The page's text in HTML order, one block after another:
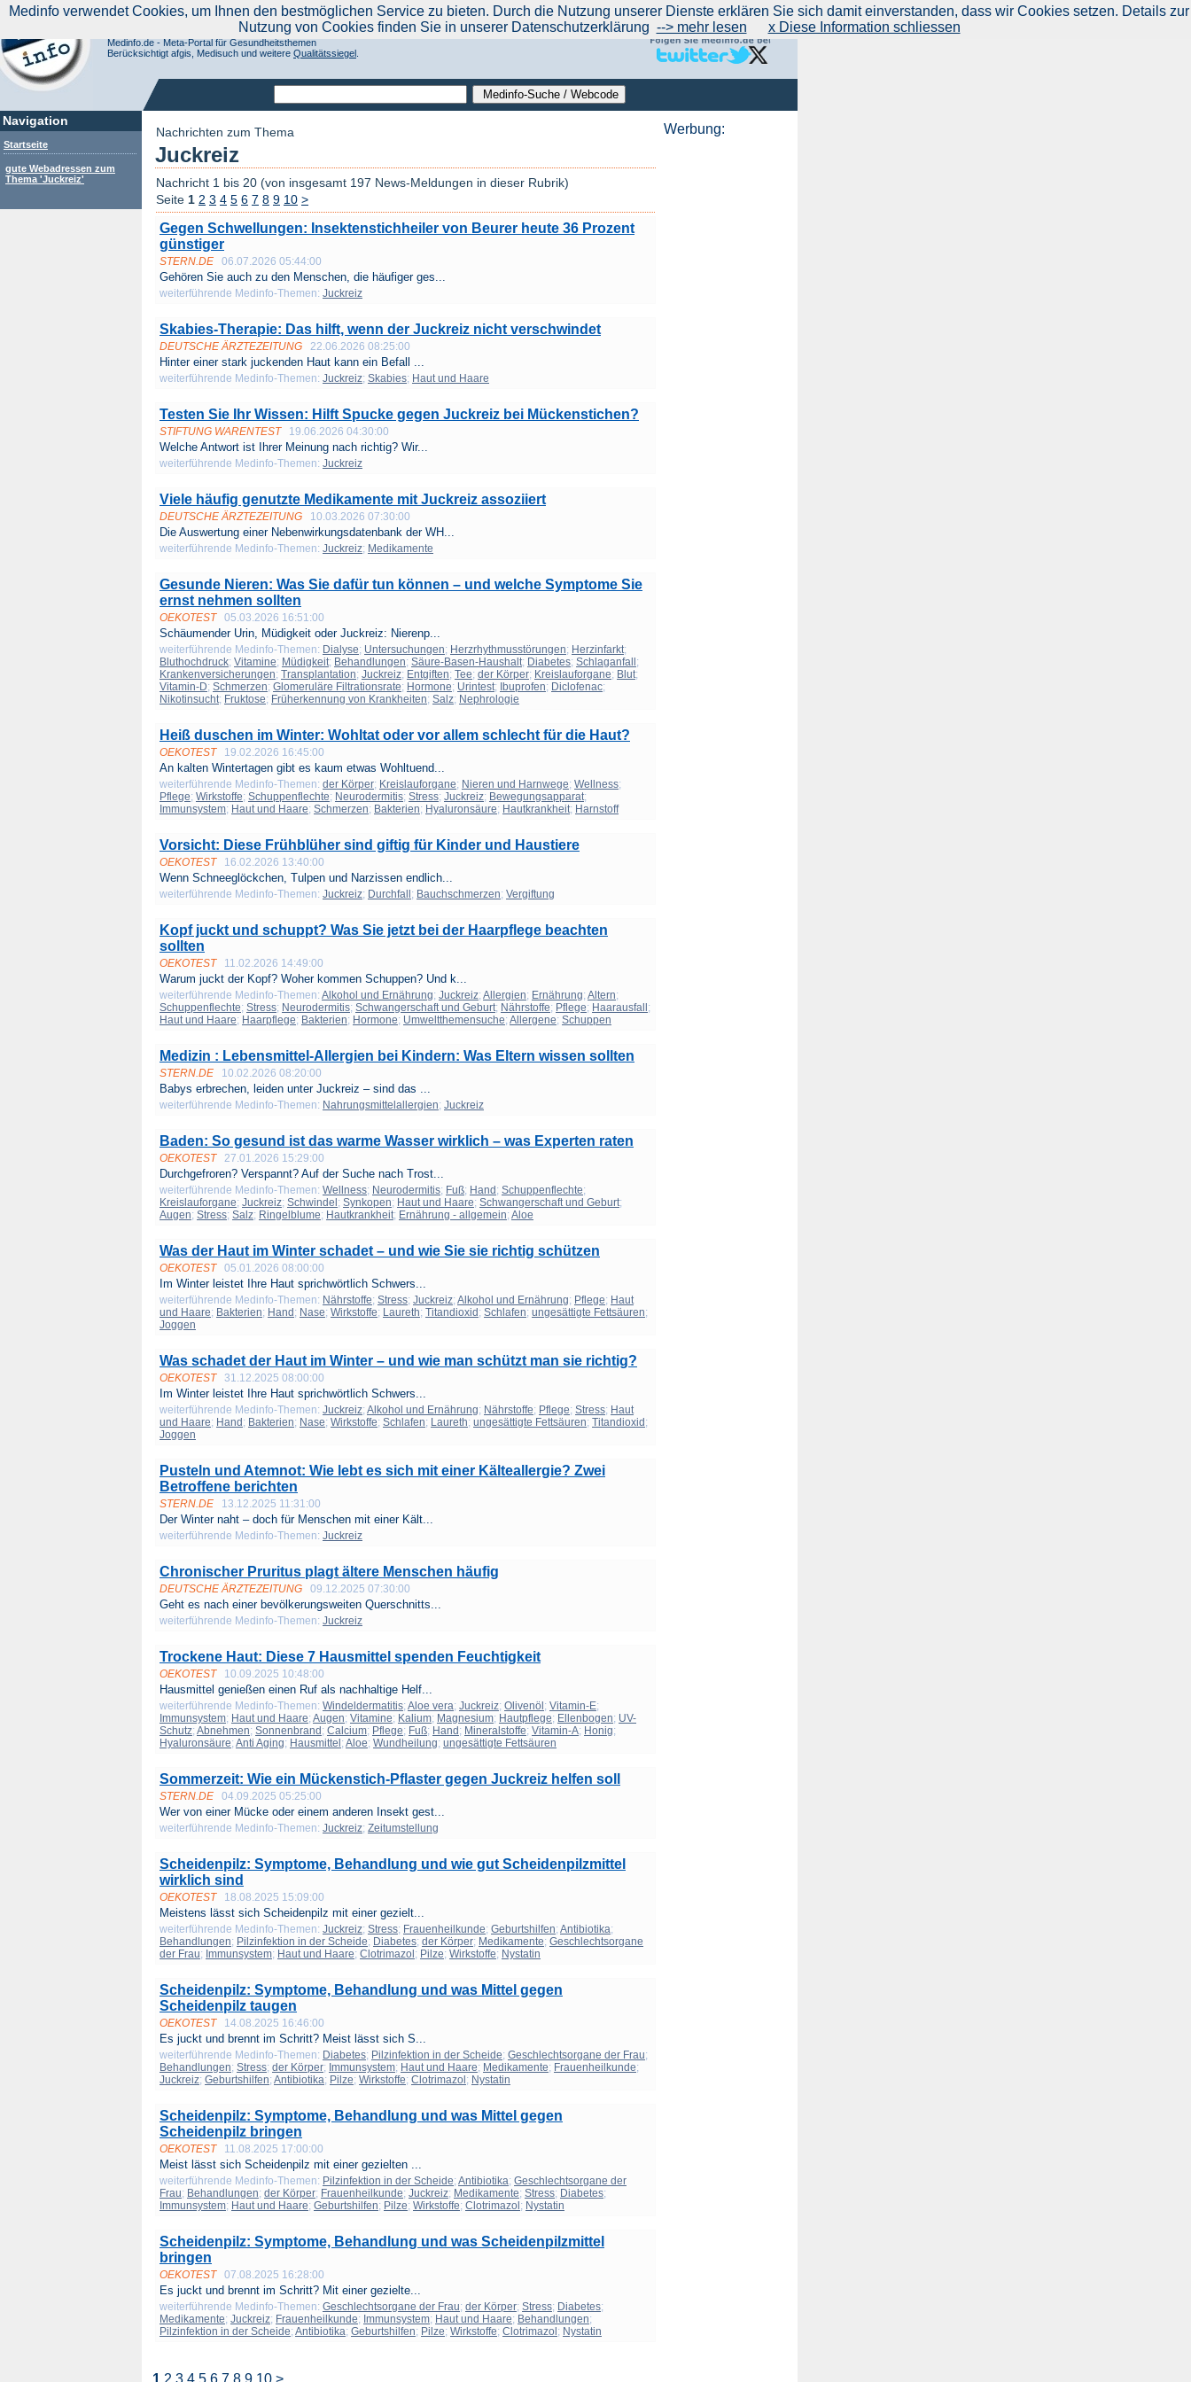
Navigation
Startseite
gute Webadressen zum
Thema 'Juckreiz'
Aktuelle Nachrichten|Nachrichtentrend | werben auf Medinfo|Anbieter hinzufügen (Gratis!)|über Medinfo|Feedback
Suchen Sie noch oder Finden Sie schon?
Medinfo.de - Meta-Portal für Gesundheitsthemen
Berücksichtigt afgis, Medisuch und weitere Qualitätssiegel
Nachrichten zum Thema
Juckreiz
Nachricht 1 bis 20 (von insgesamt 197 News-Meldungen in dieser Rubrik)
Seite 1 2 3 4 5 6 7 8 9 10 >
Gegen Schwellungen: Insektenstichheiler von Beurer heute 36 Prozent
günstiger
STERN.DE 06.07.2026 05:44:00
Gehören Sie auch zu den Menschen, die häufiger ges...
weiterführende Medinfo-Themen: Juckreiz
Skabies-Therapie: Das hilft, wenn der Juckreiz nicht verschwindet
DEUTSCHE ÄRZTEZEITUNG 22.06.2026 08:25:00
Hinter einer stark juckenden Haut kann ein Befall ...
weiterführende Medinfo-Themen: Juckreiz; Skabies; Haut und Haare
Testen Sie Ihr Wissen: Hilft Spucke gegen Juckreiz bei Mückenstichen?
STIFTUNG WARENTEST 19.06.2026 04:30:00
Welche Antwort ist Ihrer Meinung nach richtig? Wir...
weiterführende Medinfo-Themen: Juckreiz
Viele häufig genutzte Medikamente mit Juckreiz assoziiert
DEUTSCHE ÄRZTEZEITUNG 10.03.2026 07:30:00
Die Auswertung einer Nebenwirkungsdatenbank der WH...
weiterführende Medinfo-Themen: Juckreiz; Medikamente
Gesunde Nieren: Was Sie dafür tun können – und welche Symptome Sie
ernst nehmen sollten
OEKOTEST 05.03.2026 16:51:00
Schäumender Urin, Müdigkeit oder Juckreiz: Nierenp...
weiterführende Medinfo-Themen: Dialyse; Untersuchungen; Herzrhythmusstörungen; Herzinfarkt;
Bluthochdruck; Vitamine; Müdigkeit; Behandlungen; Säure-Basen-Haushalt; Diabetes; Schlaganfall ;
Krankenversicherungen; Transplantation; Juckreiz; Entgiften; Tee; der Körper; Kreislauforgane; Blut;
Vitamin-D; Schmerzen; Glomeruläre Filtrationsrate; Hormone; Urintest; Ibuprofen; Diclofenac;
Nikotinsucht; Fruktose; Früherkennung von Krankheiten; Salz; Nephrologie
Heiß duschen im Winter: Wohltat oder vor allem schlecht für die Haut?
OEKOTEST 19.02.2026 16:45:00
An kalten Wintertagen gibt es kaum etwas Wohltuend...
weiterführende Medinfo-Themen: der Körper; Kreislauforgane; Nieren und Harnwege; Wellness;
Pflege; Wirkstoffe; Schuppenflechte; Neurodermitis; Stress; Juckreiz; Bewegungsapparat;
Immunsystem; Haut und Haare; Schmerzen; Bakterien; Hyaluronsäure; Hautkrankheit; Harnstoff
Vorsicht: Diese Frühblüher sind giftig für Kinder und Haustiere
OEKOTEST 16.02.2026 13:40:00
Wenn Schneeglöckchen, Tulpen und Narzissen endlich...
weiterführende Medinfo-Themen: Juckreiz; Durchfall ; Bauchschmerzen; Vergiftung
Kopf juckt und schuppt? Was Sie jetzt bei der Haarpflege beachten
sollten
OEKOTEST 11.02.2026 14:49:00
Warum juckt der Kopf? Woher kommen Schuppen? Und k...
weiterführende Medinfo-Themen: Alkohol und Ernährung; Juckreiz; Allergien; Ernährung; Altern;
Schuppenflechte; Stress; Neurodermitis; Schwangerschaft und Geburt; Nährstoffe; Pflege; Haarausfall ;
Haut und Haare; Haarpflege; Bakterien; Hormone; Umweltthemensuche; Allergene; Schuppen
Medizin : Lebensmittel-Allergien bei Kindern: Was Eltern wissen sollten
STERN.DE 10.02.2026 08:20:00
Babys erbrechen, leiden unter Juckreiz – sind das ...
weiterführende Medinfo-Themen: Nahrungsmittelallergien; Juckreiz
Baden: So gesund ist das warme Wasser wirklich – was Experten raten
OEKOTEST 27.01.2026 15:29:00
Durchgefroren? Verspannt? Auf der Suche nach Trost...
weiterführende Medinfo-Themen: Wellness; Neurodermitis; Fuß; Hand ; Schuppenflechte;
Kreislauforgane; Juckreiz; Schwindel ; Synkopen; Haut und Haare; Schwangerschaft und Geburt;
Augen; Stress; Salz; Ringelblume; Hautkrankheit; Ernährung - allgemein; Aloe
Was der Haut im Winter schadet – und wie Sie sie richtig schützen
OEKOTEST 05.01.2026 08:00:00
Im Winter leistet Ihre Haut sprichwörtlich Schwers...
weiterführende Medinfo-Themen: Nährstoffe; Stress; Juckreiz; Alkohol und Ernährung; Pflege; Haut
und Haare; Bakterien; Hand ; Nase; Wirkstoffe; Laureth; Titandioxid ; Schlafen; ungesättigte Fettsäuren;
Joggen
Was schadet der Haut im Winter – und wie man schützt man sie richtig?
OEKOTEST 31.12.2025 08:00:00
Im Winter leistet Ihre Haut sprichwörtlich Schwers...
weiterführende Medinfo-Themen: Juckreiz; Alkohol und Ernährung; Nährstoffe; Pflege; Stress; Haut
und Haare; Hand ; Bakterien; Nase; Wirkstoffe; Schlafen; Laureth; ungesättigte Fettsäuren; Titandioxid ;
Joggen
Pusteln und Atemnot: Wie lebt es sich mit einer Kälteallergie? Zwei
Betroffene berichten
STERN.DE 13.12.2025 11:31:00
Der Winter naht – doch für Menschen mit einer Kält...
weiterführende Medinfo-Themen: Juckreiz
Chronischer Pruritus plagt ältere Menschen häufig
DEUTSCHE ÄRZTEZEITUNG 09.12.2025 07:30:00
Geht es nach einer bevölkerungsweiten Querschnitts...
weiterführende Medinfo-Themen: Juckreiz
Trockene Haut: Diese 7 Hausmittel spenden Feuchtigkeit
OEKOTEST 10.09.2025 10:48:00
Hausmittel genießen einen Ruf als nachhaltige Helf...
weiterführende Medinfo-Themen: Windeldermatitis; Aloe vera; Juckreiz; Olivenöl ; Vitamin-E;
Immunsystem; Haut und Haare; Augen; Vitamine; Kalium; Magnesium; Hautpflege; Ellenbogen; UV-
Schutz; Abnehmen; Sonnenbrand ; Calcium; Pflege; Fuß; Hand ; Mineralstoffe; Vitamin-A; Honig;
Hyaluronsäure; Anti Aging; Hausmittel ; Aloe; Wundheilung; ungesättigte Fettsäuren
Sommerzeit: Wie ein Mückenstich-Pflaster gegen Juckreiz helfen soll
STERN.DE 04.09.2025 05:25:00
Wer von einer Mücke oder einem anderen Insekt gest...
weiterführende Medinfo-Themen: Juckreiz; Zeitumstellung
Scheidenpilz: Symptome, Behandlung und wie gut Scheidenpilzmittel
wirklich sind
OEKOTEST 18.08.2025 15:09:00
Meistens lässt sich Scheidenpilz mit einer gezielt...
weiterführende Medinfo-Themen: Juckreiz; Stress; Frauenheilkunde; Geburtshilfen; Antibiotika;
Behandlungen; Pilzinfektion in der Scheide; Diabetes; der Körper; Medikamente; Geschlechtsorgane
der Frau; Immunsystem; Haut und Haare; Clotrimazol ; Pilze; Wirkstoffe; Nystatin
Scheidenpilz: Symptome, Behandlung und was Mittel gegen
Scheidenpilz taugen
OEKOTEST 14.08.2025 16:46:00
Es juckt und brennt im Schritt? Meist lässt sich S...
weiterführende Medinfo-Themen: Diabetes; Pilzinfektion in der Scheide; Geschlechtsorgane der Frau;
Behandlungen; Stress; der Körper; Immunsystem; Haut und Haare; Medikamente; Frauenheilkunde;
Juckreiz; Geburtshilfen; Antibiotika; Pilze; Wirkstoffe; Clotrimazol ; Nystatin
Scheidenpilz: Symptome, Behandlung und was Mittel gegen
Scheidenpilz bringen
OEKOTEST 11.08.2025 17:00:00
Meist lässt sich Scheidenpilz mit einer gezielten ...
weiterführende Medinfo-Themen: Pilzinfektion in der Scheide; Antibiotika; Geschlechtsorgane der
Frau; Behandlungen; der Körper; Frauenheilkunde; Juckreiz; Medikamente; Stress; Diabetes;
Immunsystem; Haut und Haare; Geburtshilfen; Pilze; Wirkstoffe; Clotrimazol ; Nystatin
Scheidenpilz: Symptome, Behandlung und was Scheidenpilzmittel
bringen
OEKOTEST 07.08.2025 16:28:00
Es juckt und brennt im Schritt? Mit einer gezielte...
weiterführende Medinfo-Themen: Geschlechtsorgane der Frau; der Körper; Stress; Diabetes;
Medikamente; Juckreiz; Frauenheilkunde; Immunsystem; Haut und Haare; Behandlungen;
Pilzinfektion in der Scheide; Antibiotika; Geburtshilfen; Pilze; Wirkstoffe; Clotrimazol ; Nystatin
1 2 3 4 5 6 7 8 9 10 >
Werbung:
Medinfo verwendet Cookies, um Ihnen den bestmöglichen Service zu bieten. Durch die Nutzung unserer Dienste erklären Sie sich damit einverstanden, dass wir Cookies setzen. Details zur
Nutzung von Cookies finden Sie in unserer Datenschutzerklärung --> mehr lesen x Diese Information schliessen